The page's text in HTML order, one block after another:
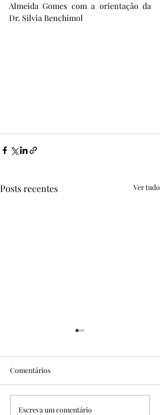
Almeida Gomes com a orientação da
Dr. Silvia Benchimol
Posts recentes Ver tudo
12º SEPs "Tradução
Comentários
Escreva um comentário